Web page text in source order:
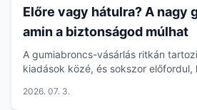
Előre vagy hátulra? A nagy
amin a biztonságod múlhat
A gumiabroncs-vásárlás ritkán
kiadások közé, és sokszor
két...
2026. 07. 3.